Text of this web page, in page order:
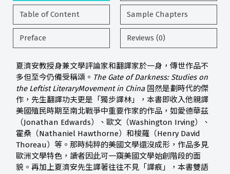
Table of Content Sample Chapters
Preface Reviews (0)
夏濟安教授身兼文學評論家和翻譯家於一身，傳世作品不
多但至今仍備受稱頌。 The Gate of Darkness: Studies on
the Leftist LiteraryMovement in China 固然是劃時代的傑
作，先生翻譯功夫更是「獨步譯林」，本書即收入他親譯
美國殖民時期至南北戰爭中重要作家的作品，如愛德華茲
（Jonathan Edwards）、歐文（Washington Irving）、
霍桑（Nathaniel Hawthorne）和梭羅（Henry David
Thoreau）等。那時純粹的美國文學還沒成形，作品多見
歐洲文學特色，讀者因此可一窺美國文學始創階段的面
貌。再加上夏濟安先生譯著往往不見「譯痕」，本書雙語